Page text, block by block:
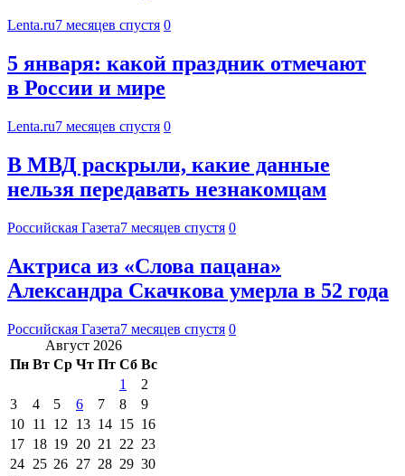
Lenta.ru7 месяцев спустя 0
5 января: какой праздник отмечают
в России и мире
Lenta.ru7 месяцев спустя 0
В МВД раскрыли, какие данные
нельзя передавать незнакомцам
Российская Газета7 месяцев спустя 0
Актриса из «Слова пацана»
Александра Скачкова умерла в 52 года
Российская Газета7 месяцев спустя 0
Август 2026
Пн Вт Ср Чт Пт Сб Вс
1
2
3
4 5 6 7 8
9
10 11 12 13 14 15 16
17 18 19 20 21 22 23
24 25 26 27 28 29 30